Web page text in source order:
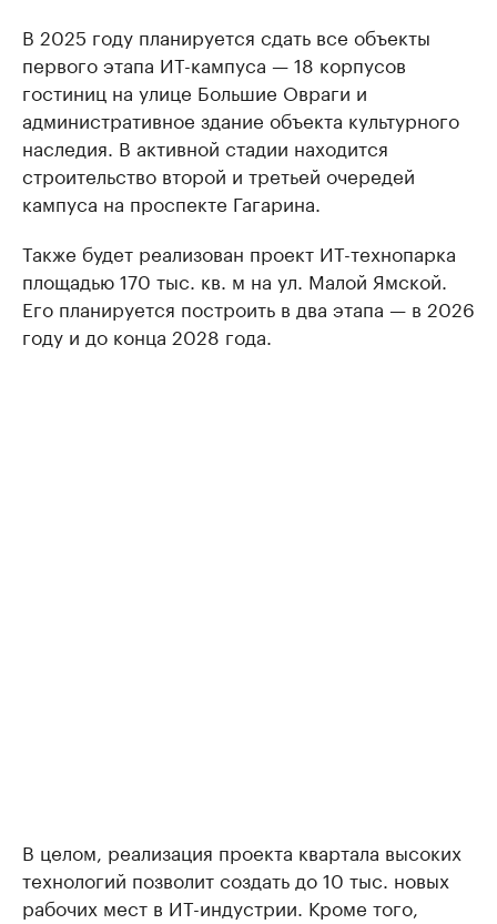
В 2025 году планируется сдать все объекты
первого этапа ИТ-кампуса — 18 корпусов
гостиниц на улице Большие Овраги и
административное здание объекта культурного
наследия. В активной стадии находится
строительство второй и третьей очередей
кампуса на проспекте Гагарина.
Также будет реализован проект ИТ-технопарка
площадью 170 тыс. кв. м на ул. Малой Ямской.
Его планируется построить в два этапа — в 2026
году и до конца 2028 года.
В целом, реализация проекта квартала высоких
технологий позволит создать до 10 тыс. новых
рабочих мест в ИТ-индустрии. Кроме того,